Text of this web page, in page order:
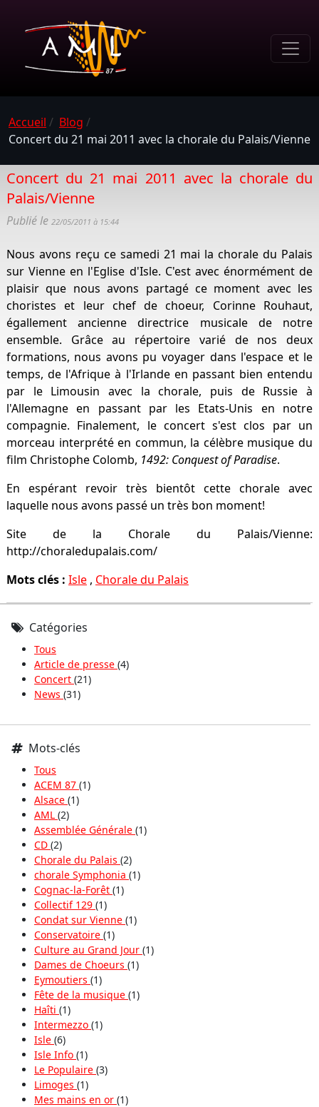
Accueil / Blog /
Concert du 21 mai 2011 avec la chorale du Palais/Vienne
Concert du 21 mai 2011 avec la chorale du
Palais/Vienne
Publié le 22/05/2011 à 15:44
Nous avons reçu ce samedi 21 mai la chorale du Palais
sur Vienne en l'Eglise d'Isle. C'est avec énormément de
plaisir que nous avons partagé ce moment avec les
choristes et leur chef de choeur, Corinne Rouhaut,
égallement ancienne directrice musicale de notre
ensemble. Grâce au répertoire varié de nos deux
formations, nous avons pu voyager dans l'espace et le
temps, de l'Afrique à l'Irlande en passant bien entendu
par le Limousin avec la chorale, puis de Russie à
l'Allemagne en passant par les Etats-Unis en notre
compagnie. Finalement, le concert s'est clos par un
morceau interprété en commun, la célèbre musique du
film Christophe Colomb, 1492: Conquest of Paradise.
En espérant revoir très bientôt cette chorale avec
laquelle nous avons passé un très bon moment!
Site de la Chorale du Palais/Vienne:
http://choraledupalais.com/
Mots clés : Isle, Chorale du Palais
Catégories
Tous
Article de presse (4)
Concert (21)
News (31)
Mots-clés
Tous
ACEM 87 (1)
Alsace (1)
AML (2)
Assemblée Générale (1)
CD (2)
Chorale du Palais (2)
chorale Symphonia (1)
Cognac-la-Forêt (1)
Collectif 129 (1)
Condat sur Vienne (1)
Conservatoire (1)
Culture au Grand Jour (1)
Dames de Choeurs (1)
Eymoutiers (1)
Fête de la musique (1)
Haîti (1)
Intermezzo (1)
Isle (6)
Isle Info (1)
Le Populaire (3)
Limoges (1)
Mes mains en or (1)